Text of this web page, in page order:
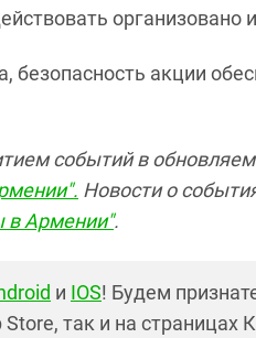
безопасность акции
событий в
Новости о
в Армении".
и IOS! Будем
так и на страницах